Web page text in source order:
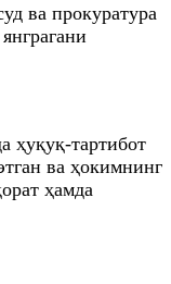
ва прокуратура
ҳуқуқ-тартибот
ва ҳокимнинг
ҳамда